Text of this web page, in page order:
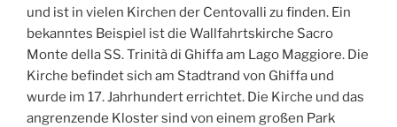
und ist in vielen Kirchen der Centovalli zu finden. Ein
bekanntes Beispiel ist die Wallfahrtskirche Sacro
Monte della SS. Trinità di Ghiffa am Lago Maggiore. Die
Kirche befindet sich am Stadtrand von Ghiffa und
wurde im 17. Jahrhundert errichtet. Die Kirche und das
angrenzende Kloster sind von einem großen Park